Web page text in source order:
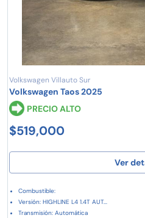
Volkswagen Villauto Sur
Volkswagen Taos 2025
PRECIO ALTO
$519,000
Ver
Combustible:
Versión: HIGHLINE L4 1.4T AUT...
Transmisión: Automática